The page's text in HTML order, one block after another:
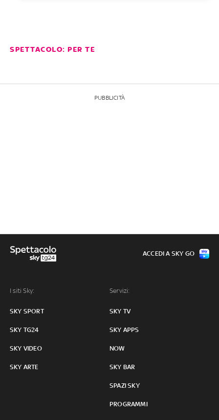
SPETTACOLO: PER TE
PUBBLICITÀ
I siti Sky:
SKY SPORT
SKY TG24
SKY VIDEO
SKY ARTE
Servizi:
SKY TV
SKY APPS
NOW
SKY BAR
SPAZI SKY
PROGRAMMI
ACCEDI A SKY GO